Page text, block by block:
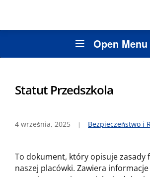
Open Menu
Statut Przedszkola
4 września, 2025 Bezpieczeństwo i
To dokument, który opisuje zasady
naszej placówki. Zawiera